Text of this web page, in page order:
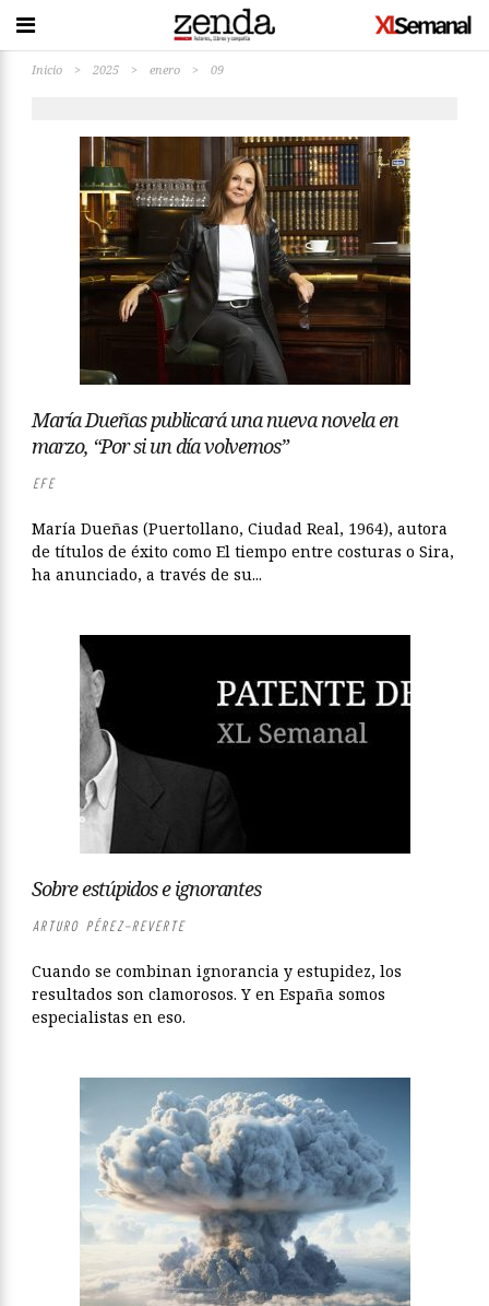
Inicio > 2025 > enero > 09
María Dueñas publicará una nueva novela en
marzo, “Por si un día volvemos”
EFE
María Dueñas (Puertollano, Ciudad Real, 1964), autora
de títulos de éxito como El tiempo entre costuras o Sira,
ha anunciado, a través de su...
Sobre estúpidos e ignorantes
ARTURO PÉREZ-REVERTE
Cuando se combinan ignorancia y estupidez, los
resultados son clamorosos. Y en España somos
especialistas en eso.